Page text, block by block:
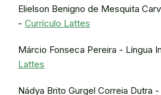
Elielson Benigno de Mesquita
- Currículo Lattes
Márcio Fonseca Pereira - Língua
Lattes
Nádya Brito Gurgel Correia Dutra